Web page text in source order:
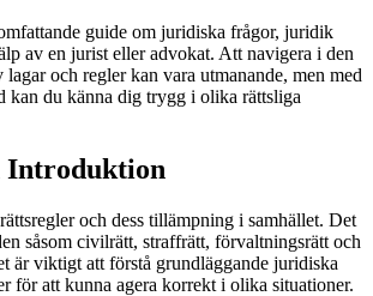
guide om juridiska frågor, juridik
av en jurist eller advokat. Att navigera i den
och regler kan vara utmanande, men med
kan du känna dig trygg i olika rättsliga
Introduktion
och dess tillämpning i samhället. Det
såsom civilrätt, straffrätt, förvaltningsrätt och
är viktigt att förstå grundläggande juridiska
för att kunna agera korrekt i olika situationer.